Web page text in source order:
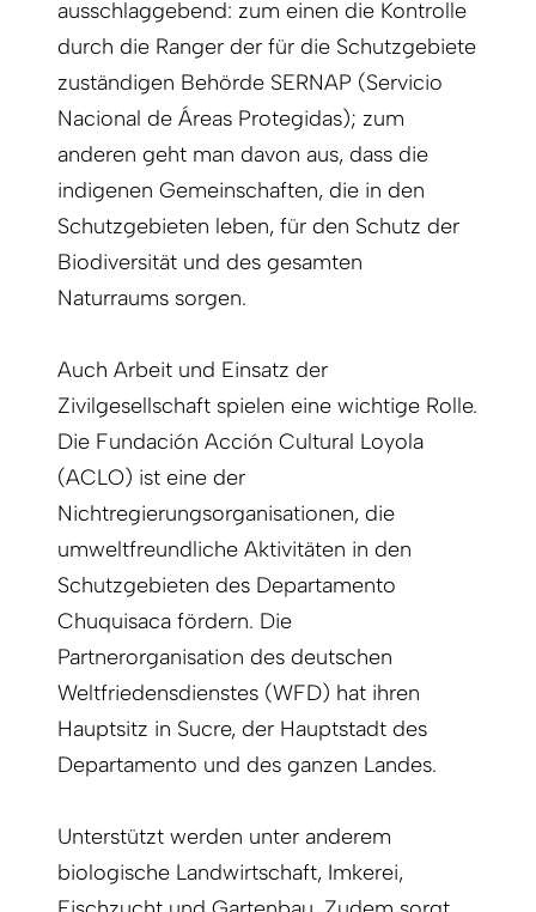
ausschlaggebend: zum einen die Kontrolle
durch die Ranger der für die Schutzgebiete
zuständigen Behörde SERNAP (Servicio
Nacional de Áreas Protegidas); zum
anderen geht man davon aus, dass die
indigenen Gemeinschaften, die in den
Schutzgebieten leben, für den Schutz der
Biodiversität und des gesamten
Naturraums sorgen.
Auch Arbeit und Einsatz der
Zivilgesellschaft spielen eine wichtige Rolle.
Die Fundación Acción Cultural Loyola
(ACLO) ist eine der
Nichtregierungsorganisationen, die
umweltfreundliche Aktivitäten in den
Schutzgebieten des Departamento
Chuquisaca fördern. Die
Partnerorganisation des deutschen
Weltfriedensdienstes (WFD) hat ihren
Hauptsitz in Sucre, der Hauptstadt des
Departamento und des ganzen Landes.
Unterstützt werden unter anderem
biologische Landwirtschaft, Imkerei,